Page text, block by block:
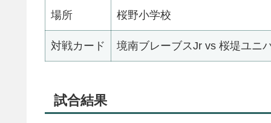
場所 桜野小学校
対戦カード 境南ブレーブスJr vs 桜堤ユニ
試合結果